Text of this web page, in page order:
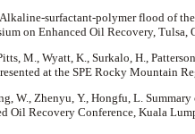
surfactant-polymer flood of
on Enhanced Oil Recovery, Tulsa,
M., Wyatt, K., Surkalo, H.,
at the SPE Rocky Mountain
W., Zhenyu, Y., Hongfu, L.
Oil Recovery Conference, Kuala